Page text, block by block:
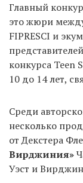
Главный
это жюри
FIPRESCI и
конкурса Teen
10 до 14 лет,
Среди
несколько
от Декстера
Вирджиния»
Уэст и